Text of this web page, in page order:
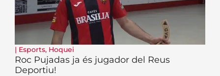
| Esports, Hoquei
Roc Pujadas ja és jugador del Reus
Deportiu!